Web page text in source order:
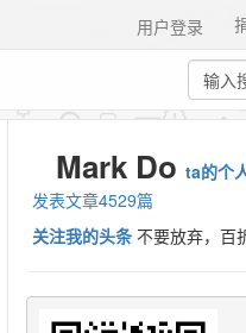
用户登录
Mark Do ta的个
发表文章4529篇
关注我的头条 不要放弃，百